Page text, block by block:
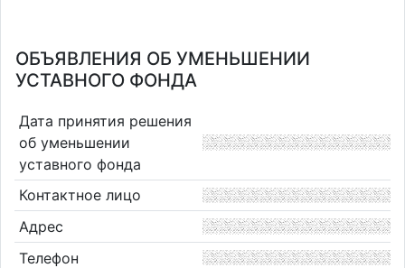
ОБЪЯВЛЕНИЯ ОБ УМЕНЬШЕНИИ
УСТАВНОГО ФОНДА
Дата принятия решения
об уменьшении
уставного фонда
Контактное лицо
Адрес
Телефон